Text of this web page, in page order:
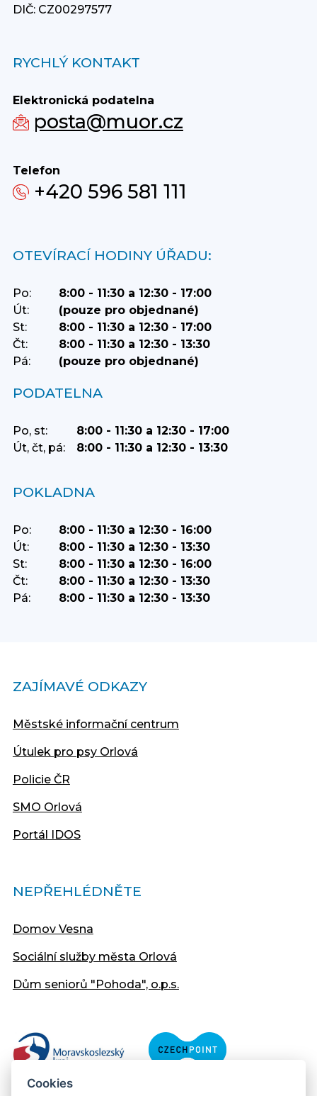
DIČ: CZ00297577
RYCHLÝ KONTAKT
Elektronická podatelna
posta@muor.cz
Telefon
+420 596 581 111
OTEVÍRACÍ HODINY ÚŘADU:
Po:
8:00 - 11:30 a 12:30 - 17:00
Út:
(pouze pro objednané)
St:
8:00 - 11:30 a 12:30 - 17:00
Čt:
8:00 - 11:30 a 12:30 - 13:30
Pá:
(pouze pro objednané)
PODATELNA
Po, st:
8:00 - 11:30 a 12:30 - 17:00
Út, čt, pá:
8:00 - 11:30 a 12:30 - 13:30
POKLADNA
Po:
8:00 - 11:30 a 12:30 - 16:00
Út:
8:00 - 11:30 a 12:30 - 13:30
St:
8:00 - 11:30 a 12:30 - 16:00
Čt:
8:00 - 11:30 a 12:30 - 13:30
Pá:
8:00 - 11:30 a 12:30 - 13:30
ZAJÍMAVÉ ODKAZY
Městské informační centrum
Útulek pro psy Orlová
Policie ČR
SMO Orlová
Portál IDOS
NEPŘEHLÉDNĚTE
Domov Vesna
Sociální služby města Orlová
Dům seniorů "Pohoda", o.p.s.
Cookies